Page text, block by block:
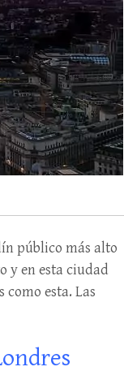
público más alto
y en esta ciudad
esta. Las